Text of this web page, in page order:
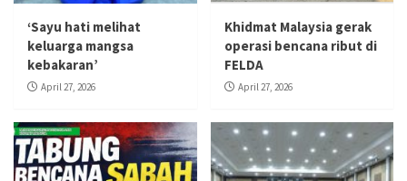
‘Sayu hati melihat
keluarga mangsa
kebakaran’
April 27, 2026
Khidmat Malaysia gerak
operasi bencana ribut di
FELDA
April 27, 2026